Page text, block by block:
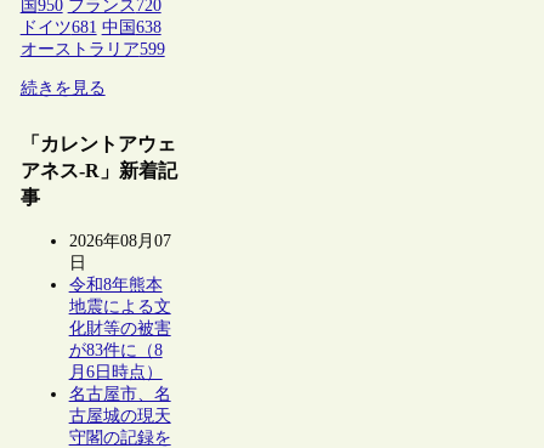
国 950 フランス 720
ドイツ681 中国 638
オーストラリア599
続きを見る
「カレントアウェ
アネス-R」新着記
事
2026年08月07
日
令和8年熊本
地震による文
化財等の被害
が83件に（8
月6日時点）
名古屋市、名
古屋城の現天
守閣の記録を